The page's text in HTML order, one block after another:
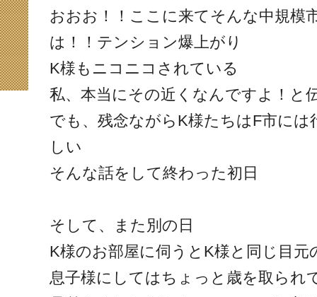
おおお！！ここに来てそんな中規模
は！！テンション爆上がり
K様もニコニコされている
私、本当にその近くなんですよ！と
でも、残念ながらK様たちはF市に
しい
そんな話をして終わった初日
そして、また別の日
K様のお部屋に伺うとK様と同じ目元
息子様にしてはちょっと歳を取られ